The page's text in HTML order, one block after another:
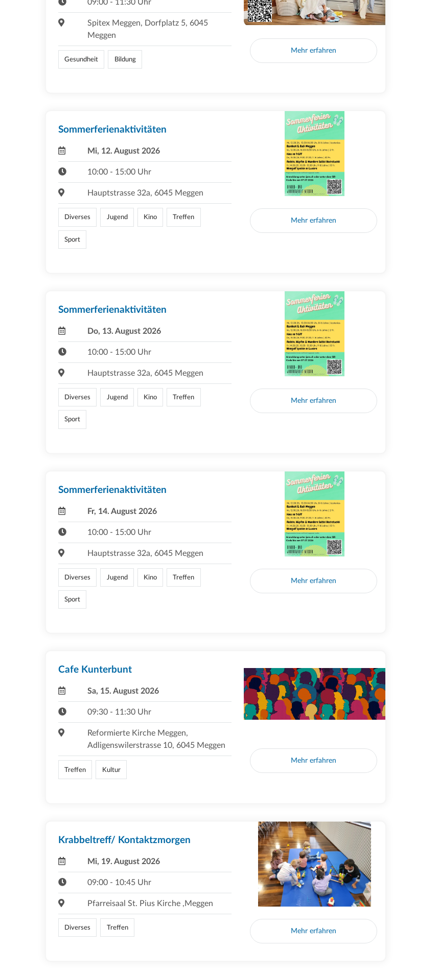
09:00 - 11:30 Uhr
Spitex Meggen, Dorfplatz 5, 6045
Meggen
Gesundheit Bildung
Mehr erfahren
Sommerferienaktivitäten
Mi, 12. August 2026
10:00 - 15:00 Uhr
Hauptstrasse 32a, 6045 Meggen
Diverses Jugend Kino Treffen
Sport
Mehr erfahren
Sommerferienaktivitäten
Do, 13. August 2026
10:00 - 15:00 Uhr
Hauptstrasse 32a, 6045 Meggen
Diverses Jugend Kino Treffen
Sport
Mehr erfahren
Sommerferienaktivitäten
Fr, 14. August 2026
10:00 - 15:00 Uhr
Hauptstrasse 32a, 6045 Meggen
Diverses Jugend Kino Treffen
Sport
Mehr erfahren
Cafe Kunterbunt
Sa, 15. August 2026
09:30 - 11:30 Uhr
Reformierte Kirche Meggen,
Adligenswilerstrasse 10, 6045 Meggen
Treffen Kultur
Mehr erfahren
Krabbeltreff/ Kontaktzmorgen
Mi, 19. August 2026
09:00 - 10:45 Uhr
Pfarreisaal St. Pius Kirche ,Meggen
Diverses Treffen Mehr erfahren